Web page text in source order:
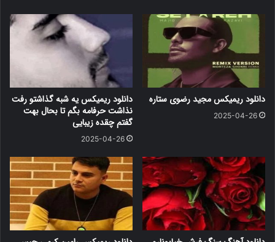
دانلود ریمیکس مجید رضوی ستاره
2025-04-26
دانلود ریمیکس یه شبه گذاشتو رفت
نذاشت حرفامه بگم تا بحال بهت
گفتم چقده زیبایی
2025-04-26